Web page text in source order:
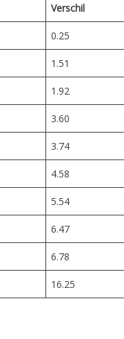
Verschil
0.25
1.51
1.92
3.60
3.74
4.58
5.54
6.47
6.78
16.25